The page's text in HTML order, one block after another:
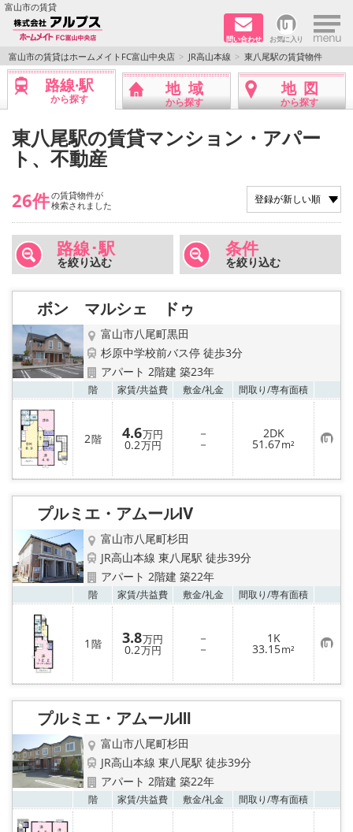
富山市の賃貸
問い合わせ お気に入り ×
TOPページ
ペット同居はご相談ください
路線·駅から探す
地域から探す
地図から探す
店舗情報·アクセス
メールでお問い合わせ
富山市の賃貸はホームメイトFC富山中央店 JR高山本線 東八尾駅の賃貸物件
路線·駅
から探す
地域
から探す
地図
から探す
東八尾駅の賃貸マンション・アパー
ト、不動産
26件の賃貸物件が
検索されました
路線･駅
を絞り込む
条件
を絞り込む
ボン マルシェ ドゥ
富山市八尾町黒田
杉原中学校前バス停 徒歩3分
アパート 2階建 築23年
階 家賃/共益費 敷金/礼金 間取り/専有面積
2階 4.6万円
0.2万円
－
－
2DK
51.67m² お
気
に
入
登
プルミエ・アムールⅣ
富山市八尾町杉田
JR高山本線 東八尾駅 徒歩39分
アパート 2階建 築22年
階 家賃/共益費 敷金/礼金 間取り/専有面積
1 階 3.8万円
0.2万円
－
－
1K
33.15m² お
気
に
入
登
プルミエ・アムールⅢ
富山市八尾町杉田
JR高山本線 東八尾駅 徒歩39分
アパート 2階建 築22年
階 家賃/共益費 敷金/礼金 間取り/専有面積